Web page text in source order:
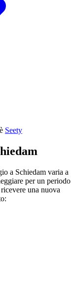
Seety
a Schiedam varia a
per un periodo
una nuova